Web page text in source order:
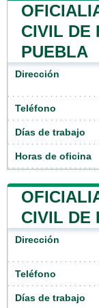
CIVIL DE
PUEBLA
Dirección
Teléfono
Días de trabajo
Horas de oficina
CIVIL DE
Dirección
Teléfono
Días de trabajo